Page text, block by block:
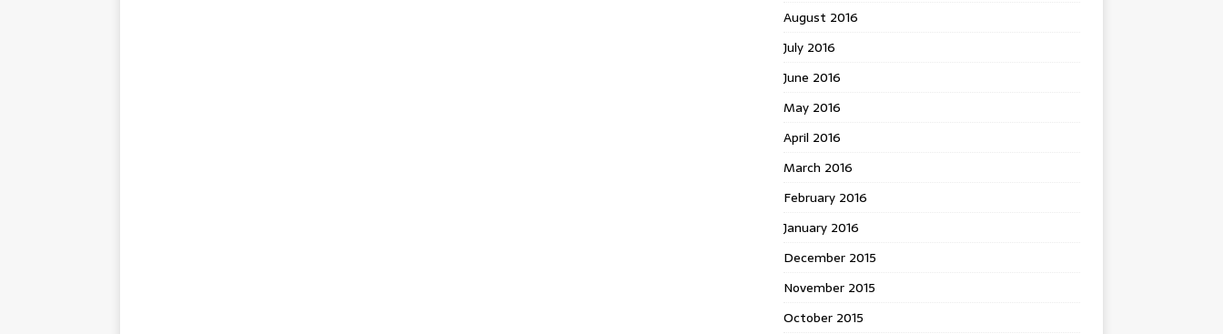
August 2016
July 2016
June 2016
May 2016
April 2016
March 2016
February 2016
January 2016
December 2015
November 2015
October 2015